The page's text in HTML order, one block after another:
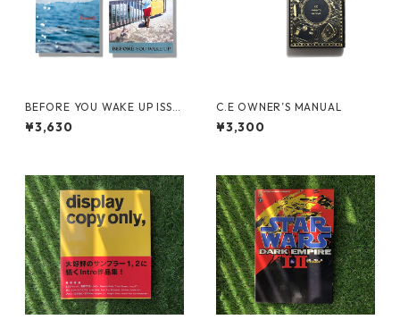
BEFORE YOU WAKE UP ISSU
E 2
¥3,630
C.E OWNER’S MANUAL
¥3,300